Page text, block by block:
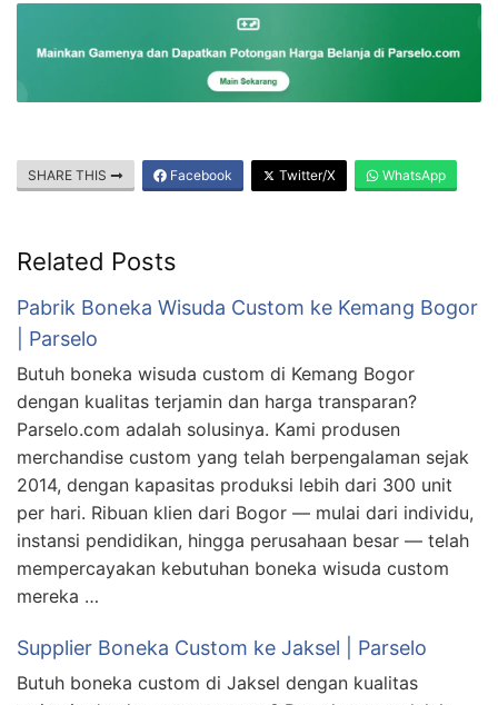
SHARE THIS Facebook Twitter/X WhatsApp
Related Posts
Pabrik Boneka Wisuda Custom ke Kemang Bogor
| Parselo
Butuh boneka wisuda custom di Kemang Bogor
dengan kualitas terjamin dan harga transparan?
Parselo.com adalah solusinya. Kami produsen
merchandise custom yang telah berpengalaman sejak
2014, dengan kapasitas produksi lebih dari 300 unit
per hari. Ribuan klien dari Bogor — mulai dari individu,
instansi pendidikan, hingga perusahaan besar — telah
mempercayakan kebutuhan boneka wisuda custom
mereka …
Supplier Boneka Custom ke Jaksel | Parselo
Butuh boneka custom di Jaksel dengan kualitas